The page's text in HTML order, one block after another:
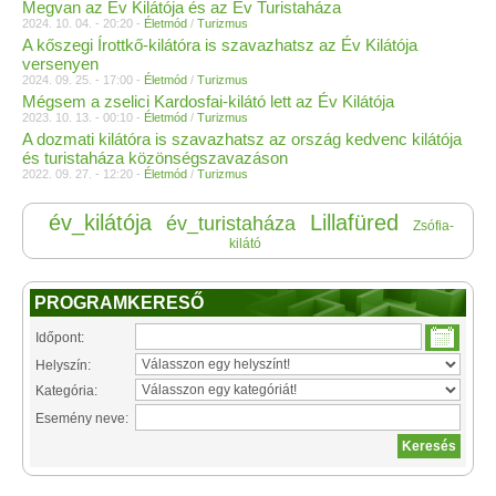
Megvan az Év Kilátója és az Év Turistaháza
2024. 10. 04. - 20:20 - Életmód / Turizmus
A kőszegi Írottkő-kilátóra is szavazhatsz az Év Kilátója
versenyen
2024. 09. 25. - 17:00 - Életmód / Turizmus
Mégsem a zselici Kardosfai-kilátó lett az Év Kilátója
2023. 10. 13. - 00:10 - Életmód / Turizmus
A dozmati kilátóra is szavazhatsz az ország kedvenc kilátója
és turistaháza közönségszavazáson
2022. 09. 27. - 12:20 - Életmód / Turizmus
év_kilátója év_turistaháza Lillafüred
Zsófia-
kilátó
PROGRAMKERESŐ
Időpont:
Helyszín:
Kategória:
Esemény neve: